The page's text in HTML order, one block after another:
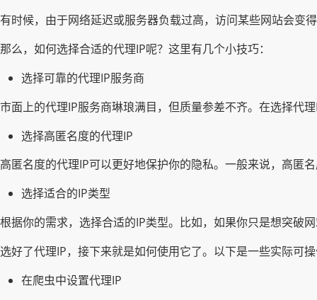
有时候，由于网络延迟或服务器负载过高，访问某些网站会变
那么，如何选择合适的代理IP呢？这里有几个小技巧：
选择可靠的代理IP服务商
市面上的代理IP服务商琳琅满目，但质量参差不齐。在选择代
选择高匿名度的代理IP
高匿名度的代理IP可以更好地保护你的隐私。一般来说，高匿
选择适合的IP类型
根据你的需求，选择合适的IP类型。比如，如果你只是想突破
选好了代理IP，接下来就是如何使用它了。以下是一些实际可
在爬虫中设置代理IP